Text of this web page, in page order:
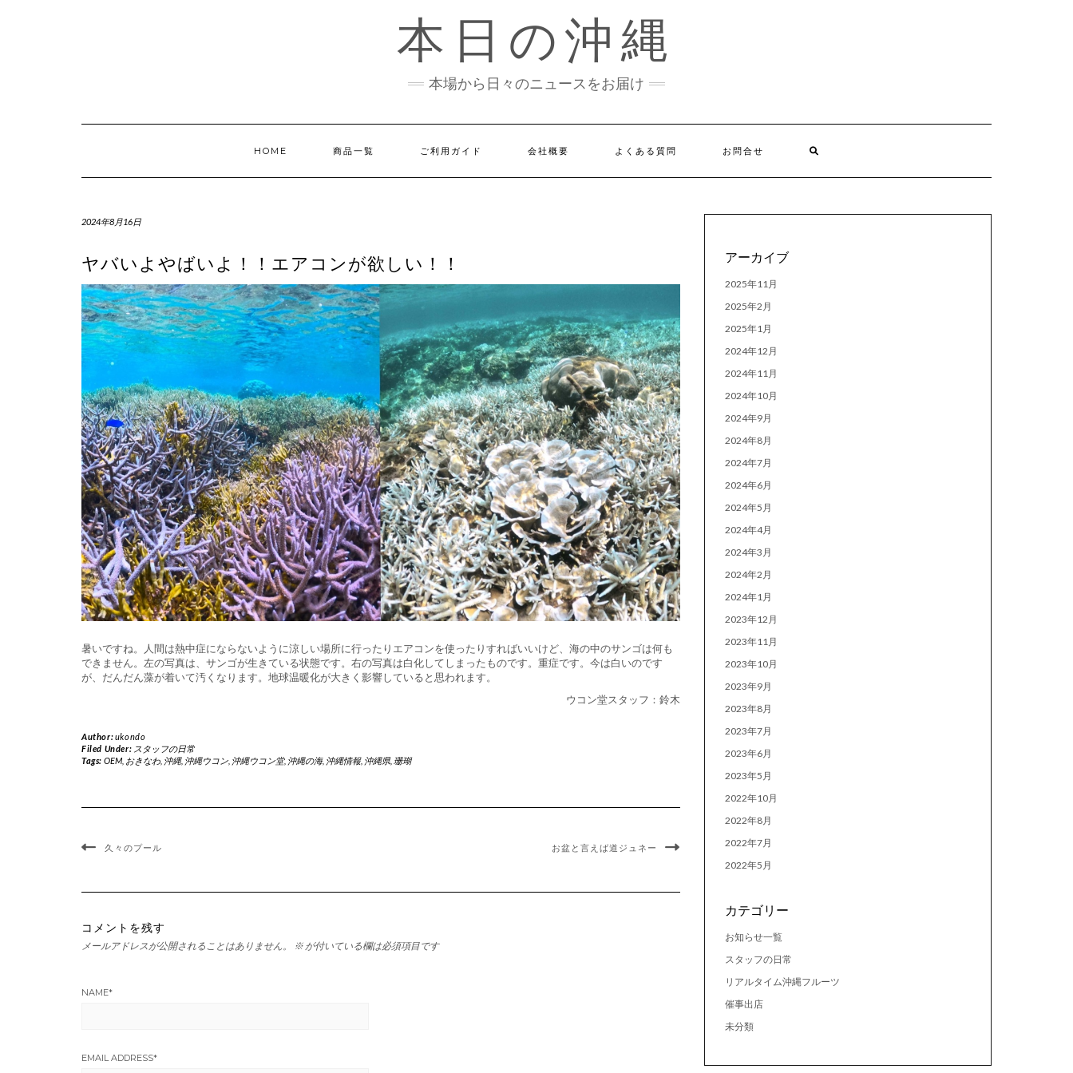
本日の沖縄
本場から日々のニュースをお届け
HOME 商品一覧 ご利用ガイド 会社概要 よくある質問 お問合せ
2024年8月16日
ヤバいよやばいよ！！エアコンが欲しい！！
暑いですね。人間は熱中症にならないように涼しい場所に行ったりエアコンを使ったりすればいいけど、海の中のサンゴは何も
できません。左の写真は、サンゴが生きている状態です。右の写真は白化してしまったものです。重症です。今は白いのです
が、だんだん藻が着いて汚くなります。地球温暖化が大きく影響していると思われます。
ウコン堂スタッフ：鈴木
Author:ukondo
Filed Under: スタッフの日常
Tags: OEM, おきなわ, 沖縄, 沖縄ウコン, 沖縄ウコン堂, 沖縄の海, 沖縄情報, 沖縄県, 珊瑚
久々のプール お盆と言えば道ジュネー
コメントを残す
メールアドレスが公開されることはありません。 ※ が付いている欄は必須項目です
NAME*
EMAIL ADDRESS*
アーカイブ
2025年11月
2025年2月
2025年1月
2024年12月
2024年11月
2024年10月
2024年9月
2024年8月
2024年7月
2024年6月
2024年5月
2024年4月
2024年3月
2024年2月
2024年1月
2023年12月
2023年11月
2023年10月
2023年9月
2023年8月
2023年7月
2023年6月
2023年5月
2022年10月
2022年8月
2022年7月
2022年5月
カテゴリー
お知らせ一覧
スタッフの日常
リアルタイム沖縄フルーツ
催事出店
未分類